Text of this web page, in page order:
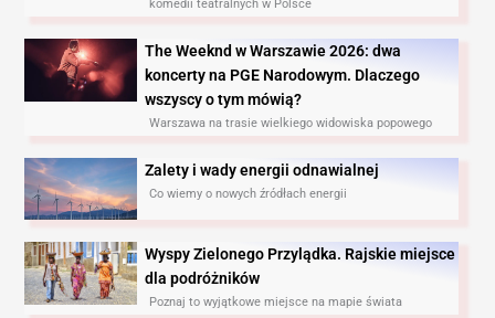
komedii teatralnych w Polsce
The Weeknd w Warszawie 2026: dwa
koncerty na PGE Narodowym. Dlaczego
wszyscy o tym mówią?
Warszawa na trasie wielkiego widowiska popowego
Zalety i wady energii odnawialnej
Co wiemy o nowych źródłach energii
Wyspy Zielonego Przylądka. Rajskie miejsce
dla podróżników
Poznaj to wyjątkowe miejsce na mapie świata